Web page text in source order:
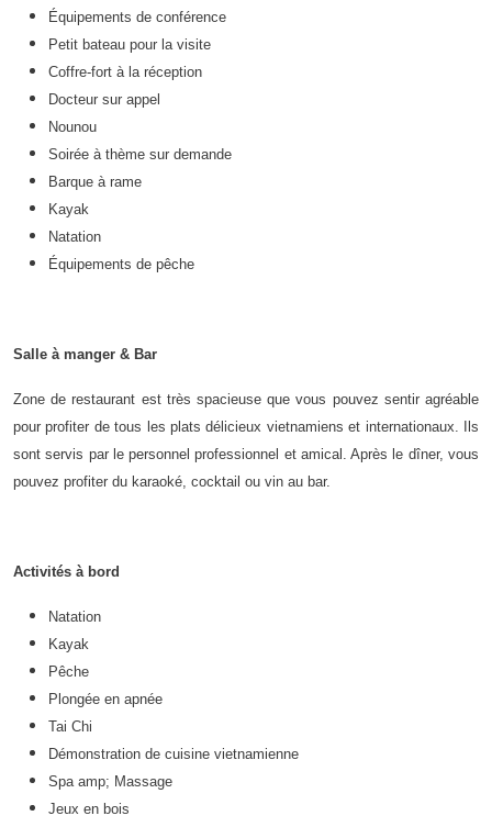
Équipements de conférence
Petit bateau pour la visite
Coffre-fort à la réception
Docteur sur appel
Nounou
Soirée à thème sur demande
Barque à rame
Kayak
Natation
Équipements de pêche
Salle à manger & Bar
Zone de restaurant est très spacieuse que vous pouvez sentir agréable
pour profiter de tous les plats délicieux vietnamiens et internationaux. Ils
sont servis par le personnel professionnel et amical. Après le dîner, vous
pouvez profiter du karaoké, cocktail ou vin au bar.
Activités à bord
Natation
Kayak
Pêche
Plongée en apnée
Tai Chi
Démonstration de cuisine vietnamienne
Spa amp; Massage
Jeux en bois